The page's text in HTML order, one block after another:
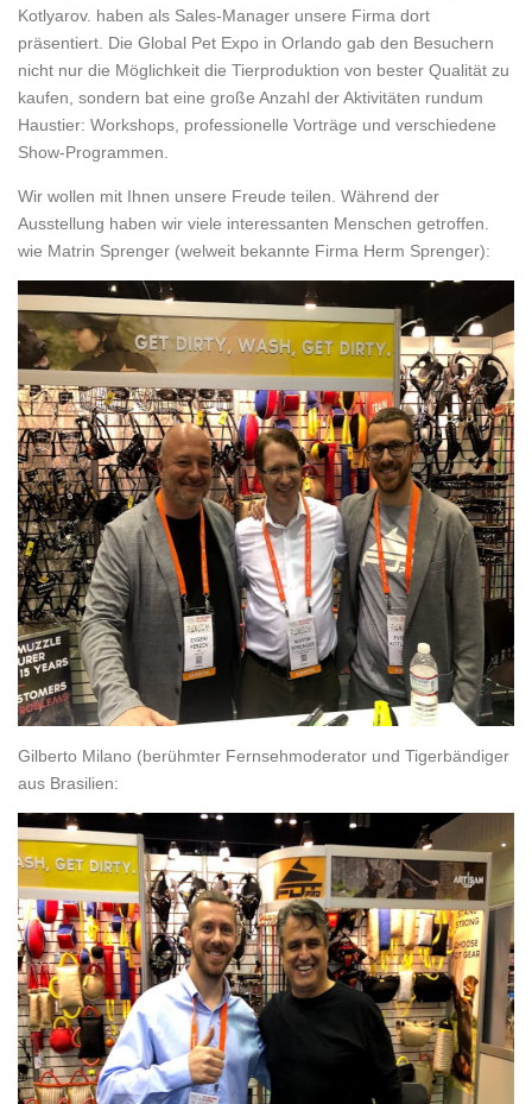
Kotlyarov. haben als Sales-Manager unsere Firma dort
präsentiert. Die Global Pet Expo in Orlando gab den Besuchern
nicht nur die Möglichkeit die Tierproduktion von bester Qualität zu
kaufen, sondern bat eine große Anzahl der Aktivitäten rundum
Haustier: Workshops, professionelle Vorträge und verschiedene
Show-Programmen.
Wir wollen mit Ihnen unsere Freude teilen. Während der
Ausstellung haben wir viele interessanten Menschen getroffen.
wie Matrin Sprenger (welweit bekannte Firma Herm Sprenger):
Gilberto Milano (berühmter Fernsehmoderator und Tigerbändiger
aus Brasilien: